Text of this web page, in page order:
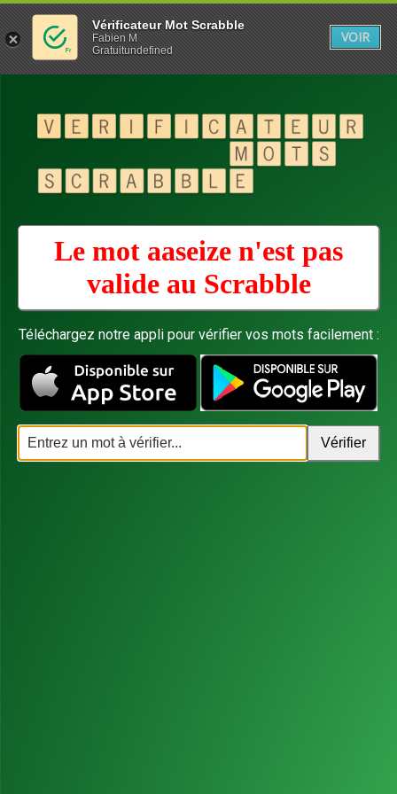
Le mot aaseize n'est pas
valide au Scrabble
Téléchargez notre appli pour vérifier vos mots facilement :
Vérificateur Mot Scrabble
Fabien M
Gratuitundefined
VOIR